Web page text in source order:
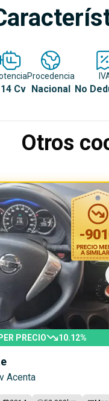
Cv
Procedencia
Nacional No
Otros
-901
PRECIO 10.12%
Acenta